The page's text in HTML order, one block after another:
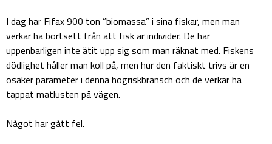
I dag har Fifax 900 ton ”biomassa” i sina fiskar, men man
verkar ha bortsett från att fisk är individer. De har
uppenbarligen inte ätit upp sig som man räknat med. Fiskens
dödlighet håller man koll på, men hur den faktiskt trivs är en
osäker parameter i denna högriskbransch och de verkar ha
tappat matlusten på vägen.
Något har gått fel.